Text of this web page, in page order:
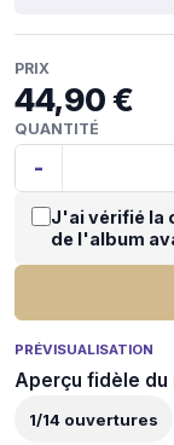
PRIX
44,90 €
QUANTITÉ
-
J'ai vérifié la
de l'album
PRÉVISUALISATION
Aperçu fidèle du
1/14 ouvertures